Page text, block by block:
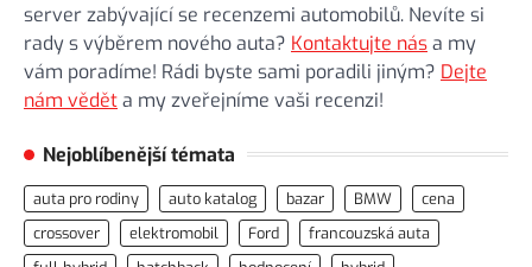
server zabývající se recenzemi automobilů. Nevíte si
rady s výběrem nového auta? Kontaktujte nása my
vám poradíme! Rádi byste sami poradili jiným? Dejte
nám věděta my zveřejníme vaši recenzi!
Nejoblíbenější témata
auta pro rodiny auto katalog bazar BMW
cena
crossover
elektromobil Ford
francouzská auta